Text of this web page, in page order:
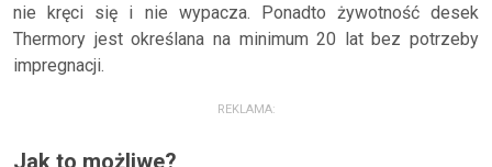
nie kręci się i nie wypacza. Ponadto żywotność desek
Thermory jest określana na minimum 20 lat bez potrzeby
impregnacji.
REKLAMA:
Jak to możliwe?